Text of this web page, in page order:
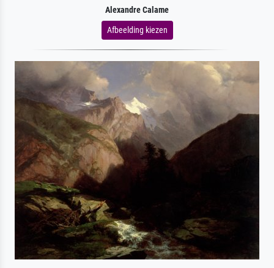
Alexandre Calame
Afbeelding kiezen